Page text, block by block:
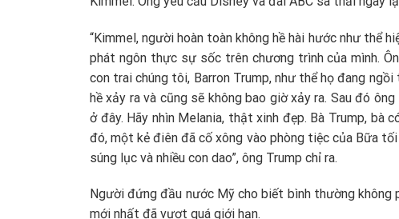
“Kimmel, người hoàn toàn không hề hài hước như thể
phát ngôn thực sự sốc trên chương trình của mình.
con trai chúng tôi, Barron Trump, như thể họ đang
hề xảy ra và cũng sẽ không bao giờ xảy ra. Sau đó
ở đây. Hãy nhìn Melania, thật xinh đẹp. Bà Trump, bà
đó, một kẻ điên đã cố xông vào phòng tiệc của Bữa
súng lục và nhiều con dao”, ông Trump chỉ ra.
Người đứng đầu nước Mỹ cho biết bình thường
mới nhất đã vượt quá giới hạn.